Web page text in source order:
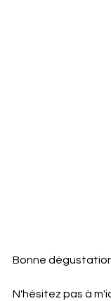
Bonne
N'hésitez pas à